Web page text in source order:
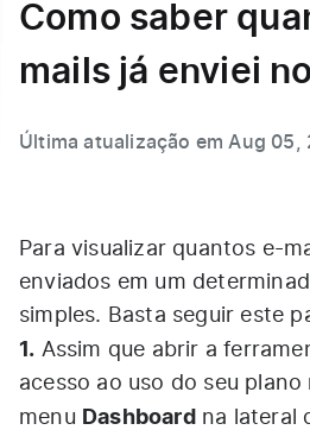
Como saber
mails já enviei
Última atualização em Aug 05,
Para visualizar quantos e-
enviados em um
simples. Basta seguir este
1. Assim que abrir a
acesso ao uso do seu plano
menu Dashboard na lateral